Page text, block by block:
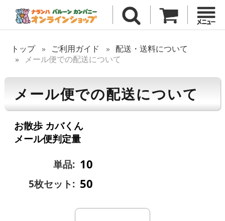
トップ ご利用ガイド
配送・送料について
メール便での配送について
メール便での配送について
お散歩 カバくん
メール便判定量
単品: 10
5枚セット: 50